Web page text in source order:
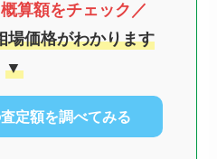
算額をチェック／
価格がわかります
▼
査定額を調べてみる